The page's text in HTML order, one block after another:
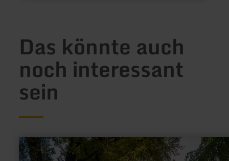
Das könnte auch
noch interessant
sein
mehr
erfahren
zu: